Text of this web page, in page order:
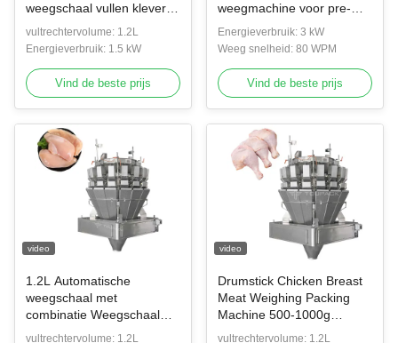
weegschaal vullen kleverig
voedsel vlees donkergoud
meerhoofdig weegschaal
vultrechtervolume: 1.2L
Energieverbruik: 1.5 kW
Vind de beste prijs
weegmachine voor pre-
made voedsel rundvlees
Curry vers vlees
Energieverbruik: 3 kW
Weeg snelheid: 80 WPM
Vind de beste prijs
video
1.2L Automatische
weegschaal met
combinatie Weegschaal
voor het vullen van vlees
vultrechtervolume: 1.2L
video
Drumstick Chicken Breast
Meat Weighing Packing
Machine 500-1000g
Verticaal
vultrechtervolume: 1.2L